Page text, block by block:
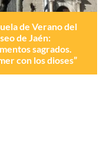
de Verano del
de Jaén:
sagrados.
con los dioses”